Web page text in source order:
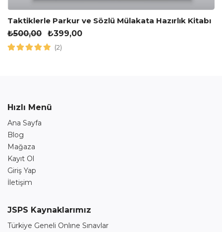
Taktiklerle Parkur ve Sözlü Mülakata Hazırlık Kitabı
₺500,00 ₺399,00
(2)
Hızlı Menü
Ana Sayfa
Blog
Mağaza
Kayıt Ol
Giriş Yap
İletişim
JSPS Kaynaklarımız
Türkiye Geneli Onlıne Sınavlar